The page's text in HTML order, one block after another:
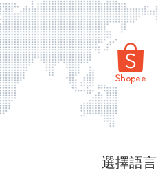
頁面無法顯示
選擇語言